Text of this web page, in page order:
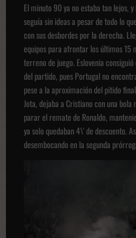
El minuto 90 ya no estaba tan lejos,
seguía sin ideas a pesar de todo lo
con sus desbordes por la derecha.
equipos para afrontar los últimos 15
terreno de juego. Eslovenia
del partido, pues Portugal no
pese a la aproximación del pitido
Jota, dejaba a Cristiano con una
parar el remate de Ronaldo,
ya solo quedaban 4\' de descuento.
desembocando en la segunda